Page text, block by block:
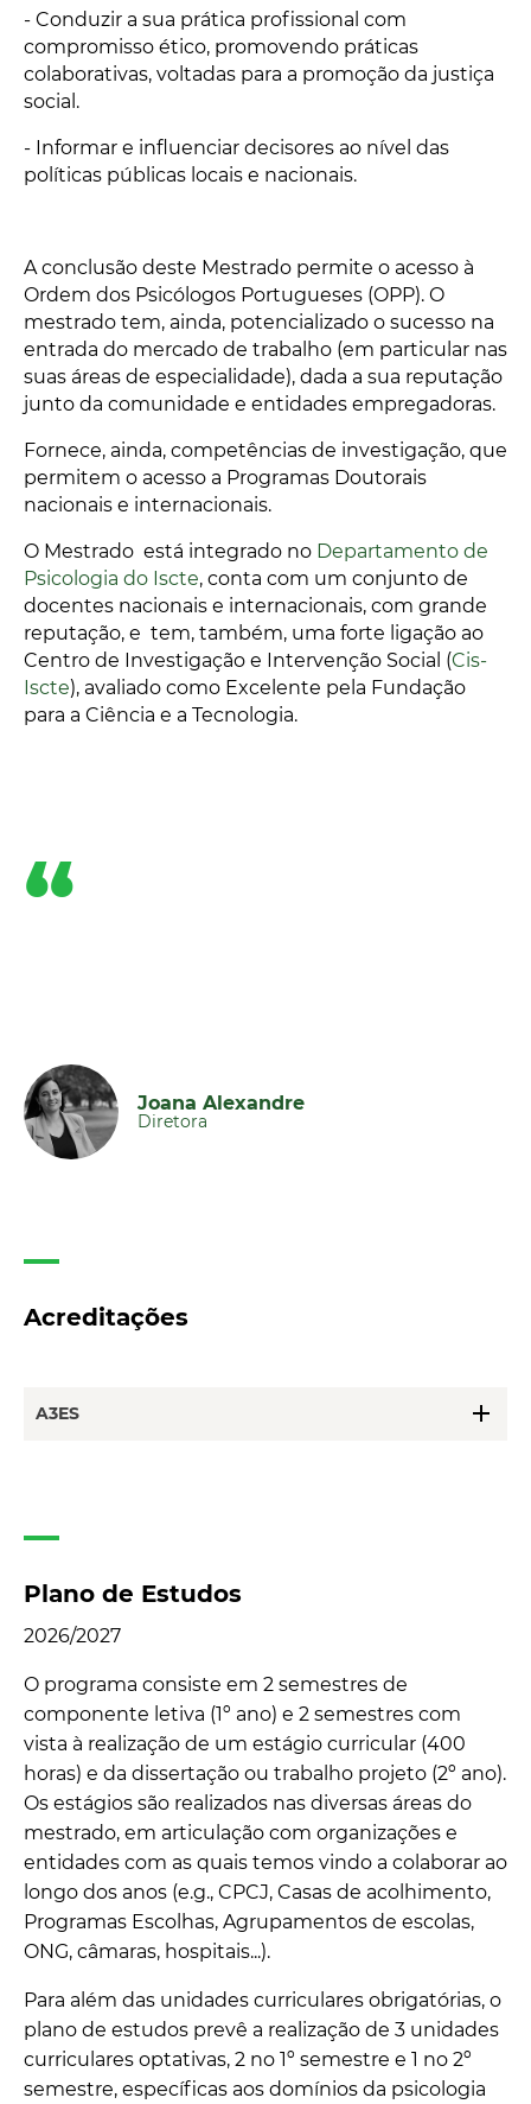
- Conduzir a sua prática profissional com
compromisso ético, promovendo práticas
colaborativas, voltadas para a promoção da justiça
social.
- Informar e influenciar decisores ao nível das
políticas públicas locais e nacionais.
A conclusão deste Mestrado permite o acesso à
Ordem dos Psicólogos Portugueses (OPP). O
mestrado tem, ainda, potencializado o sucesso na
entrada do mercado de trabalho (em particular nas
suas áreas de especialidade), dada a sua reputação
junto da comunidade e entidades empregadoras.
Fornece, ainda, competências de investigação, que
permitem o acesso a Programas Doutorais
nacionais e internacionais.
O Mestrado está integrado no Departamento de
Psicologia do Iscte, conta com um conjunto de
docentes nacionais e internacionais, com grande
reputação, e tem, também, uma forte ligação ao
Centro de Investigação e Intervenção Social (Cis-
Iscte), avaliado como Excelente pela Fundação
para a Ciência e a Tecnologia.
“
Joana Alexandre
Diretora
Acreditações
A3ES add
Plano de Estudos
2026/2027
O programa consiste em 2 semestres de
componente letiva (1º ano) e 2 semestres com
vista à realização de um estágio curricular (400
horas) e da dissertação ou trabalho projeto (2º ano).
Os estágios são realizados nas diversas áreas do
mestrado, em articulação com organizações e
entidades com as quais temos vindo a colaborar ao
longo dos anos (e.g., CPCJ, Casas de acolhimento,
Programas Escolhas, Agrupamentos de escolas,
ONG, câmaras, hospitais...).
Para além das unidades curriculares obrigatórias, o
plano de estudos prevê a realização de 3 unidades
curriculares optativas, 2 no 1º semestre e 1 no 2º
semestre, específicas aos domínios da psicologia